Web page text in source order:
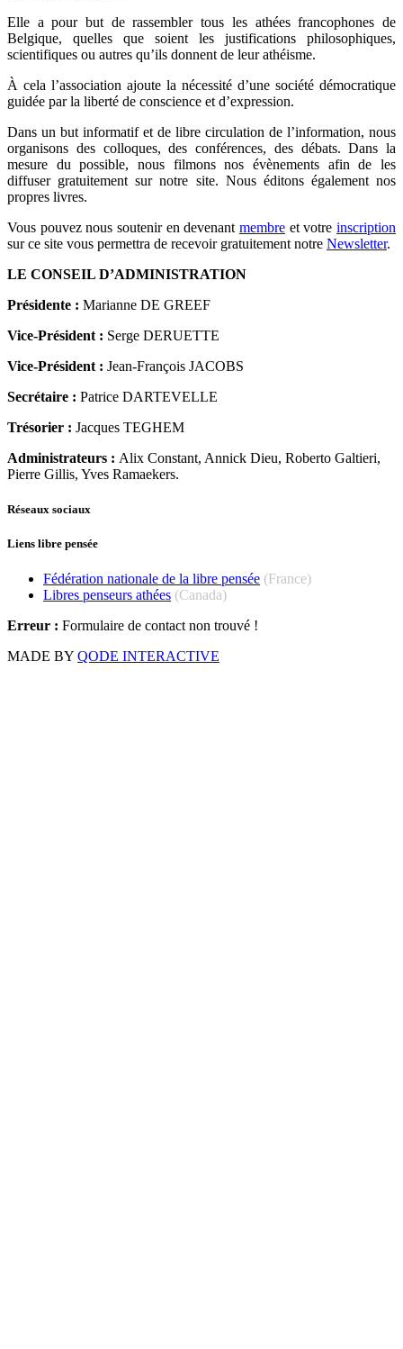
Elle a pour but de rassembler tous les athées francophones de
Belgique, quelles que soient les justifications philosophiques,
scientifiques ou autres qu’ils donnent de leur athéisme.
À cela l’association ajoute la nécessité d’une société démocratique
guidée par la liberté de conscience et d’expression.
Dans un but informatif et de libre circulation de l’information, nous
organisons des colloques, des conférences, des débats. Dans la
mesure du possible, nous filmons nos évènements afin de les
diffuser gratuitement sur notre site. Nous éditons également nos
propres livres.
Vous pouvez nous soutenir en devenant membre et votre inscription
sur ce site vous permettra de recevoir gratuitement notre Newsletter.
LE CONSEIL D’ADMINISTRATION
Présidente : Marianne DE GREEF
Vice-Président : Serge DERUETTE
Vice-Président : Jean-François JACOBS
Secrétaire : Patrice DARTEVELLE
Trésorier : Jacques TEGHEM
Administrateurs : Alix Constant, Annick Dieu, Roberto Galtieri,
Pierre Gillis, Yves Ramaekers.
Réseaux sociaux
Liens libre pensée
Fédération nationale de la libre pensée (France)
Libres penseurs athées (Canada)
Erreur : Formulaire de contact non trouvé !
MADE BY QODE INTERACTIVE